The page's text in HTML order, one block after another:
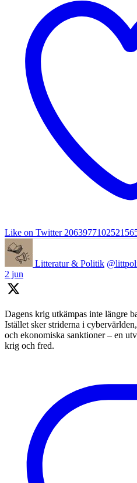
Like on Twitter
Litteratur & Politik
2 jun
Dagens krig utkämpas inte längre
Istället sker striderna i
och ekonomiska sanktioner – en
krig och fred.